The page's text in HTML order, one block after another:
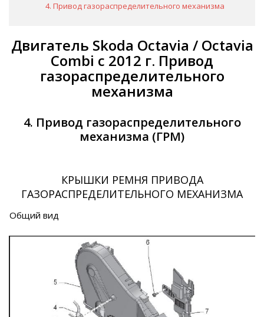
4. Привод газораспределительного механизма
Двигатель Skoda Octavia / Octavia
Combi с 2012 г. Привод
газораспределительного
механизма
4. Привод газораспределительного
механизма (ГРМ)
КРЫШКИ РЕМНЯ ПРИВОДА
ГАЗОРАСПРЕДЕЛИТЕЛЬНОГО МЕХАНИЗМА
Общий вид